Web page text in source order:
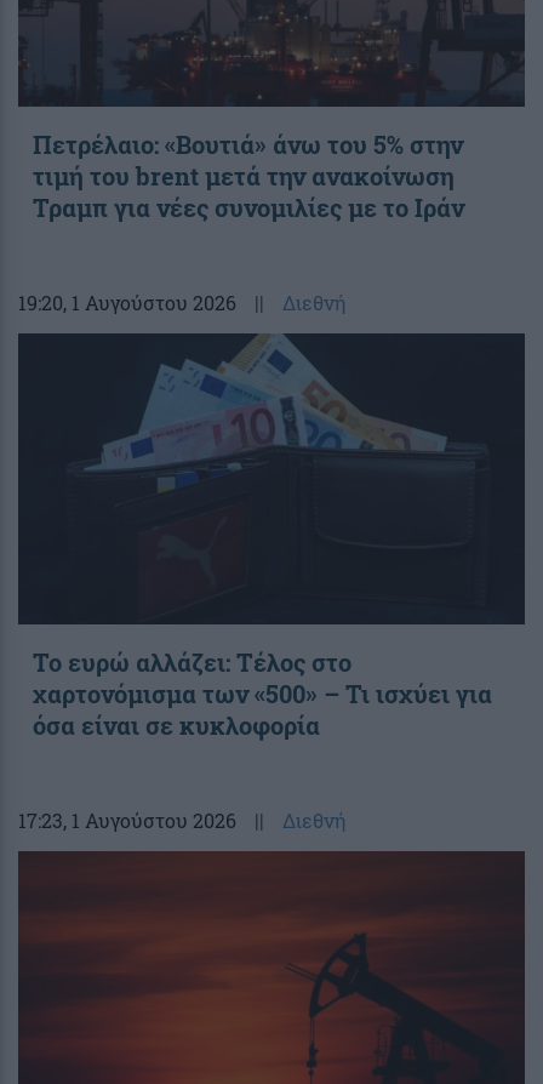
Πετρέλαιο: «Βουτιά» άνω του 5% στην
τιμή του brent μετά την ανακοίνωση
Τραμπ για νέες συνομιλίες με το Ιράν
19:20, 1 Αυγούστου 2026 || Διεθνή
Το ευρώ αλλάζει: Τέλος στο
χαρτονόμισμα των «500» – Τι ισχύει για
όσα είναι σε κυκλοφορία
17:23, 1 Αυγούστου 2026 || Διεθνή